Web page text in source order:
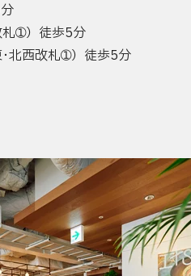
札➀）徒歩5分
北西改札➀）徒歩5分